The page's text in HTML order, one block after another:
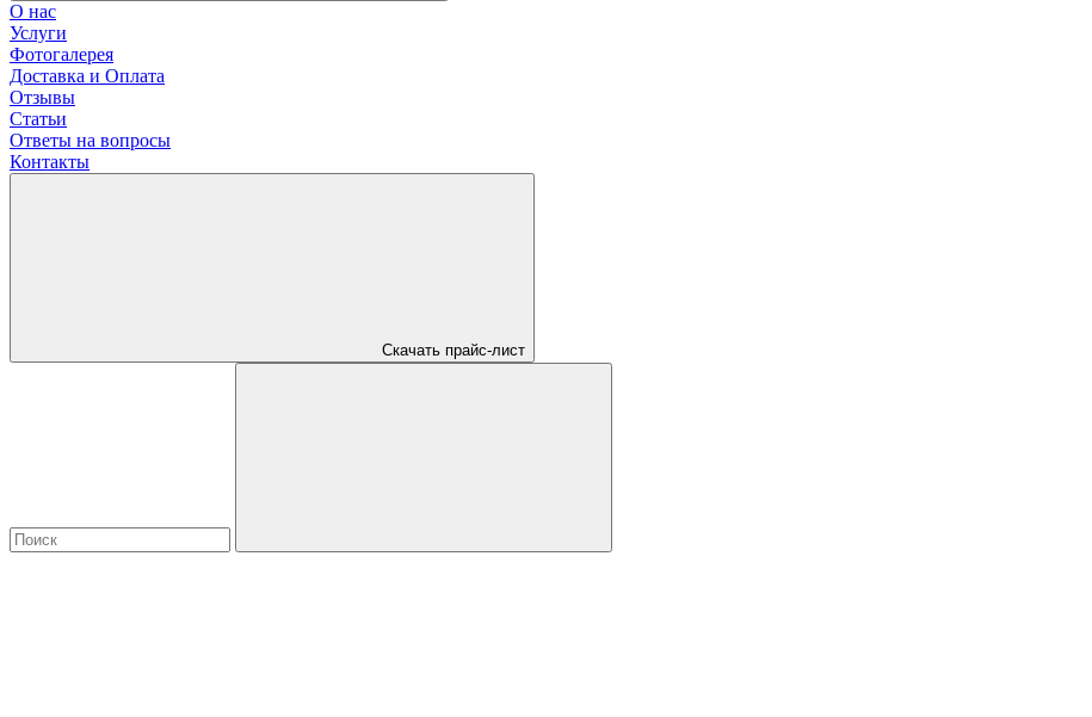
О нас
Услуги
Фотогалерея
Доставка и Оплата
Отзывы
Статьи
Ответы на вопросы
Контакты
Скачать прайс-лист